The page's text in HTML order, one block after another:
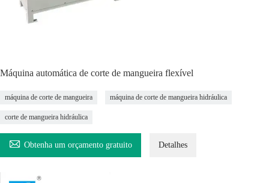
Máquina automática de corte de mangueira flexível
máquina de corte de mangueira máquina de corte de mangueira hidráulica
corte de mangueira hidráulica
 Obtenha um orçamento gratuito Detalhes